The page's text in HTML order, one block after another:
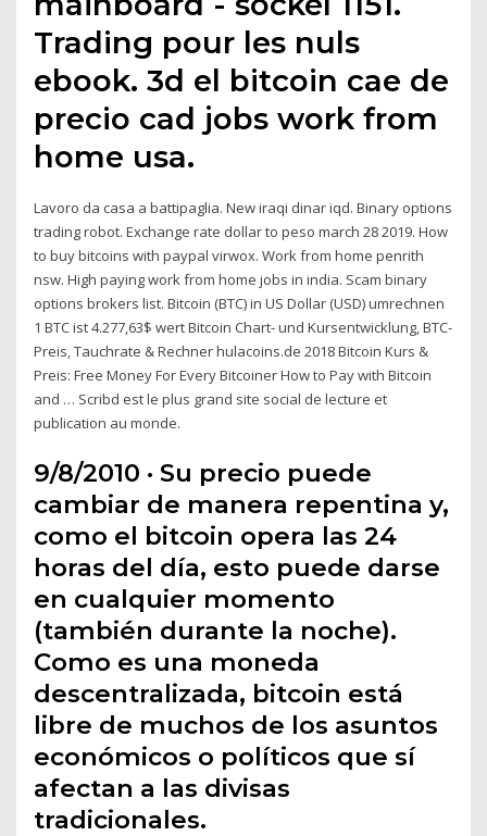
Trading pour les nuls
ebook. 3d el bitcoin cae de
precio cad jobs work from
home usa.
Lavoro da casa a battipaglia. New iraqi dinar iqd. Binary options
trading robot. Exchange rate dollar to peso march 28 2019. How
to buy bitcoins with paypal virwox. Work from home penrith
nsw. High paying work from home jobs in india. Scam binary
options brokers list. Bitcoin (BTC) in US Dollar (USD) umrechnen
1 BTC ist 4.277,63$ wert Bitcoin Chart- und Kursentwicklung, BTC-
Preis, Tauchrate & Rechner hulacoins.de 2018 Bitcoin Kurs &
Preis: Free Money For Every Bitcoiner How to Pay with Bitcoin
and … Scribd est le plus grand site social de lecture et
publication au monde.
9/8/2010 · Su precio puede
cambiar de manera repentina y,
como el bitcoin opera las 24
horas del día, esto puede darse
en cualquier momento
(también durante la noche).
Como es una moneda
descentralizada, bitcoin está
libre de muchos de los asuntos
económicos o políticos que sí
afectan a las divisas
tradicionales.